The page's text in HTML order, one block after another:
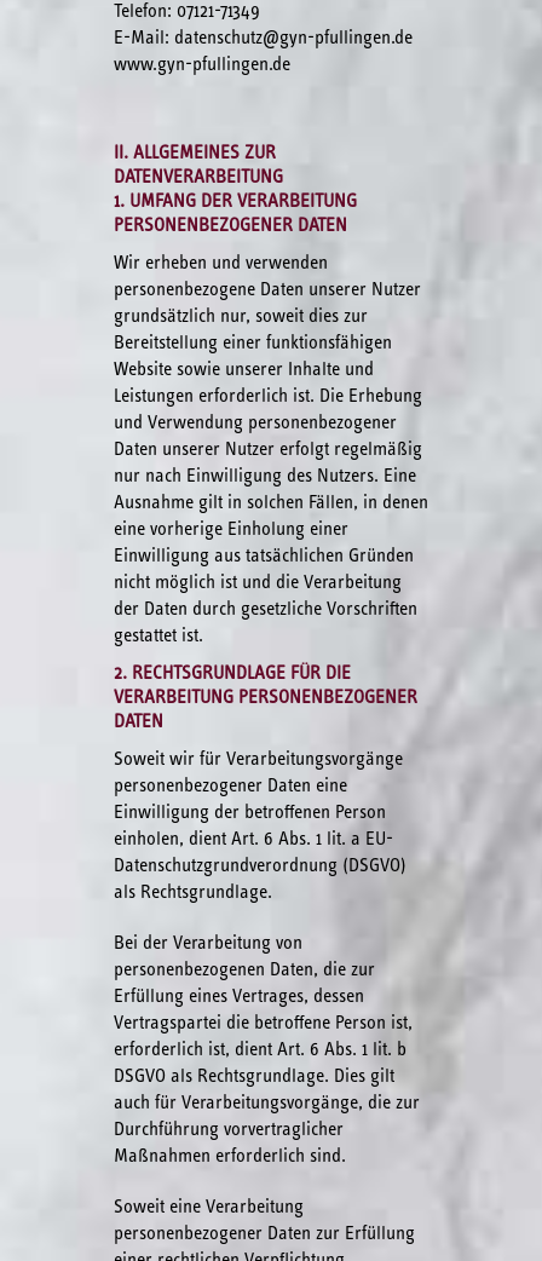
Telefon: 07121-71349
E-Mail: datenschutz@gyn-pfullingen.de
www.gyn-pfullingen.de
II. ALLGEMEINES ZUR
DATENVERARBEITUNG
1. UMFANG DER VERARBEITUNG
PERSONENBEZOGENER DATEN
Wir erheben und verwenden
personenbezogene Daten unserer Nutzer
grundsätzlich nur, soweit dies zur
Bereitstellung einer funktionsfähigen
Website sowie unserer Inhalte und
Leistungen erforderlich ist. Die Erhebung
und Verwendung personenbezogener
Daten unserer Nutzer erfolgt regelmäßig
nur nach Einwilligung des Nutzers. Eine
Ausnahme gilt in solchen Fällen, in denen
eine vorherige Einholung einer
Einwilligung aus tatsächlichen Gründen
nicht möglich ist und die Verarbeitung
der Daten durch gesetzliche Vorschriften
gestattet ist.
2. RECHTSGRUNDLAGE FÜR DIE
VERARBEITUNG PERSONENBEZOGENER
DATEN
Soweit wir für Verarbeitungsvorgänge
personenbezogener Daten eine
Einwilligung der betroffenen Person
einholen, dient Art. 6 Abs. 1 lit. a EU-
Datenschutzgrundverordnung (DSGVO)
als Rechtsgrundlage.
Bei der Verarbeitung von
personenbezogenen Daten, die zur
Erfüllung eines Vertrages, dessen
Vertragspartei die betroffene Person ist,
erforderlich ist, dient Art. 6 Abs. 1 lit. b
DSGVO als Rechtsgrundlage. Dies gilt
auch für Verarbeitungsvorgänge, die zur
Durchführung vorvertraglicher
Maßnahmen erforderlich sind.
Soweit eine Verarbeitung
personenbezogener Daten zur Erfüllung